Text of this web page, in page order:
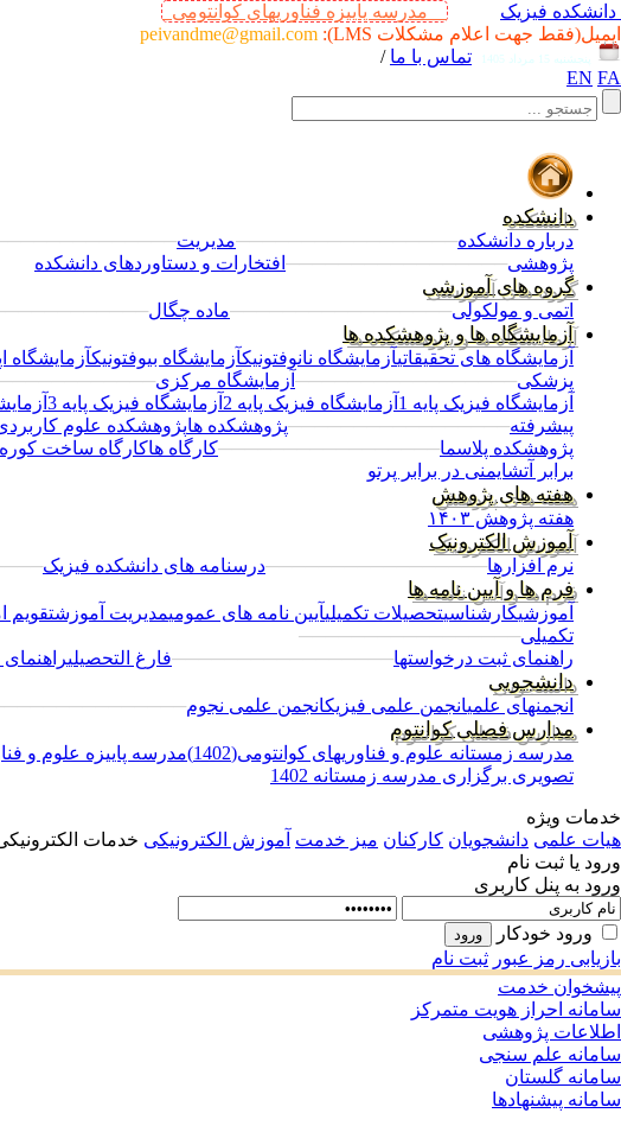
دانشکده فیزیک
مدرسه پاییزه فناوریهای کوانتومی
ایمیل(فقط جهت اعلام مشکلات LMS):
پنجشنبه 15 مرداد 1405 تماس با ما /
EN FA
دانشکده
درباره دانشکده─────────────────مدیریت
پژوهشی───────────────── افتخارات و دستاوردهای دانشکده
گروه های آموزشی
اتمی و مولکولی─────────────────ماده چگال
آزمایشگاه ها و پژوهشکده ها
آزمایشگاه های تحقیقاتیآزمایشگاه نانوفتونیکآزمایشگاه بیوفتونیکآزمایشگاه
پزشکی───────────────── آزمایشگاه مرکزی
آزمایشگاه فیزیک پایه 1
آزمایشگاه فیزیک پایه 2 آزمایشگاه فیزیک پایه 3
پیشرفته─────────────────پژوهشکده هاپژوهشکده علوم
پژوهشکده پلاسما─────────────────کارگاه هاکارگاه ساخت
برابر آتشایمنی در برابر پرتو
هفته های پژوهش
هفته پژوهش ۱۴۰۳
آموزش الکترونیک
نرم افزارها─────────────────درسنامه های دانشکده فیزیک
فرم ها و آیین نامه ها
آموزشیکارشناسیتحصیلات تکمیلیآیین نامه های عمومیمدیریت آموزشتقویم
تکمیلی─────────────────
راهنمای ثبت درخواستها─────────────────فارغ التحصیلی
دانشجویی
انجمنهای علمیانجمن علمی فیزیکانجمن علمی نجوم
مدارس فصلی کوانتوم
مدرسه زمستانه علوم و فناوریهای کوانتومی(1402) مدرسه پاییزه علوم و
تصویری برگزاری مدرسه زمستانه 1402
خدمات ویژه
هیات علمی دانشجویان کارکنان میز خدمت آموزش الکترونیکی خدمات
ورود یا ثبت نام
ورود به پنل کاربری
ورود خودکار
بازیابی رمز عبور ثبت نام
پیشخوان خدمت
سامانه احراز هویت متمرکز
اطلاعات پژوهشی
سامانه علم سنجی
سامانه گلستان
سامانه پیشنهادها